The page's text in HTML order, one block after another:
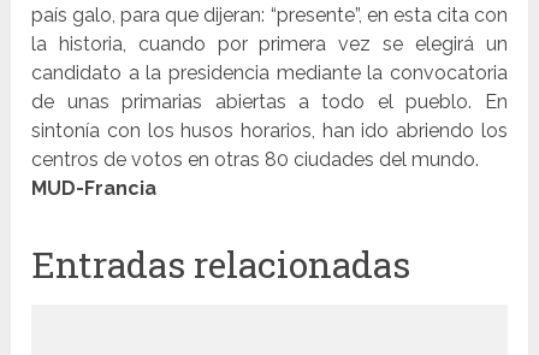
país galo, para que dijeran: “presente”, en esta cita con
la historia, cuando por primera vez se elegirá un
candidato a la presidencia mediante la convocatoria
de unas primarias abiertas a todo el pueblo. En
sintonía con los husos horarios, han ido abriendo los
centros de votos en otras 80 ciudades del mundo.
MUD-Francia
Entradas relacionadas